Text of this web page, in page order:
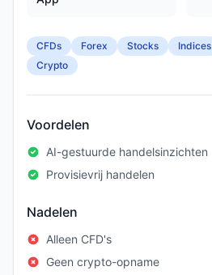
CFDs Forex Stocks Indices
Crypto
Voordelen
AI-gestuurde handelsinzichten
Provisievrij handelen
Nadelen
Alleen CFD's
Geen crypto-opname